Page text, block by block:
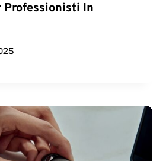
Professionisti In